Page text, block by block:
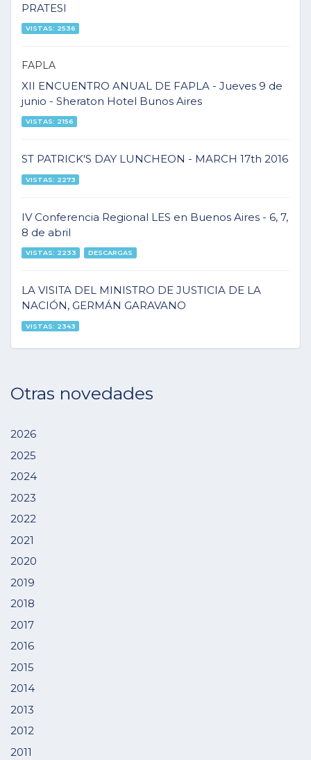
PRATESI
VISTAS: 2536
FAPLA
XII ENCUENTRO ANUAL DE FAPLA - Jueves 9 de
junio - Sheraton Hotel Bunos Aires
VISTAS: 2156
ST PATRICK'S DAY LUNCHEON - MARCH 17th 2016
VISTAS: 2273
IV Conferencia Regional LES en Buenos Aires - 6, 7,
8 de abril
VISTAS: 2233 DESCARGAS
LA VISITA DEL MINISTRO DE JUSTICIA DE LA
NACIÓN, GERMÁN GARAVANO
VISTAS: 2343
Otras novedades
2026
2025
2024
2023
2022
2021
2020
2019
2018
2017
2016
2015
2014
2013
2012
2011